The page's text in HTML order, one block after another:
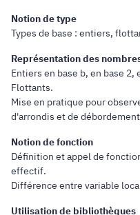
Notion de type
Types de base : entiers,
Représentation des
Entiers en base b, en base 2,
Flottants.
Mise en pratique pour
d'arrondis et de
Notion de fonction
Définition et appel de
effectif.
Différence entre variable
Utilisation de bibliothèques